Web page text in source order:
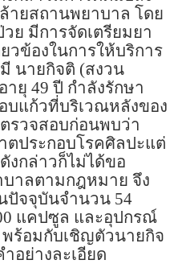
ยสถานพยาบาล โดย
ย มีการจัดเตรียมยา
ข้องในการให้บริการ
นายกิจติ (สงวน
ยุ 49 ปี กำลังรักษา
บแก้วที่บริเวณหลังของ
รวจสอบก่อนพบว่า
ประกอบโรคศิลปะแต่
งกล่าวก็ไม่ได้ขอ
าลตามกฎหมาย จึง
ปัจจุบันจำนวน 54
แคปซูล และอุปกรณ์
พร้อมกับเชิญตัวนายกิจ
อย่างละเอียด